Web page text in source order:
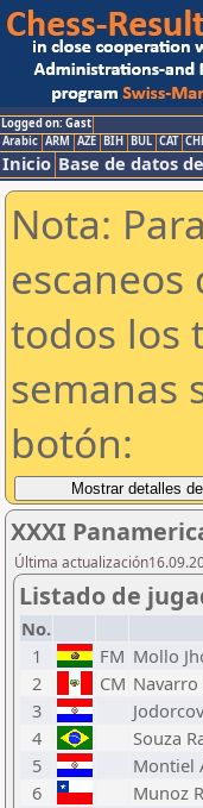
Logged on: Gast
Arabic ARM AZE BIH BUL CAT
Inicio Base de datos
Nota:
todos los
semanas
botón:
XXXI
Última
Listado de
No.
1
FM Mollo
2
CM Navarro
3
4
Souza
5
Montiel
6
Munoz